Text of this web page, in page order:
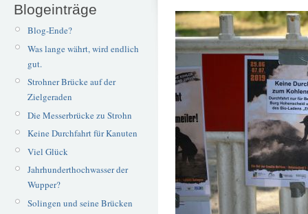
Blogeinträge
Blog-Ende?
Was lange währt, wird endlich
gut.
Strohner Brücke auf der
Zielgeraden
Die Messerbrücke zu Strohn
Keine Durchfahrt für Kanuten
Viel Glück
Jahrhunderthochwasser der
Wupper?
Solingen und seine Brücken